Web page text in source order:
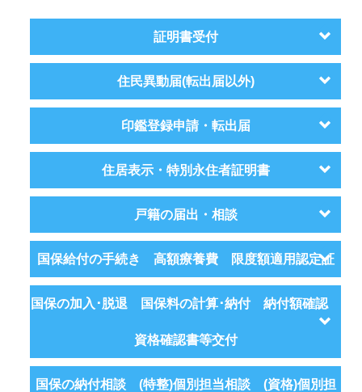
証明書受付
住民異動届(転出届以外)
印鑑登録申請・転出届
住居表示・特別永住者証明書
戸籍の届出・相談
国保給付の手続き 高額療養費 限度額適用認定証
国保の加入･脱退 国保料の計算･納付 納付額確認
資格確認書等交付
国保の納付相談 (特整)個別担当相談 (資格)個別担